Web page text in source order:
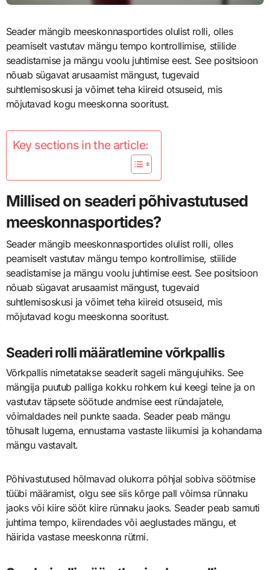
Seader mängib meeskonnasportides olulist rolli, olles
peamiselt vastutav mängu tempo kontrollimise, stiilide
seadistamise ja mängu voolu juhtimise eest. See positsioon
nõuab sügavat arusaamist mängust, tugevaid
suhtlemisoskusi ja võimet teha kiireid otsuseid, mis
mõjutavad kogu meeskonna sooritust.
Key sections in the article:
Millised on seaderi põhivastutused
meeskonnasportides?
Seader mängib meeskonnasportides olulist rolli, olles
peamiselt vastutav mängu tempo kontrollimise, stiilide
seadistamise ja mängu voolu juhtimise eest. See positsioon
nõuab sügavat arusaamist mängust, tugevaid
suhtlemisoskusi ja võimet teha kiireid otsuseid, mis
mõjutavad kogu meeskonna sooritust.
Seaderi rolli määratlemine võrkpallis
Võrkpallis nimetatakse seaderit sageli mängujuhiks. See
mängija puutub palliga kokku rohkem kui keegi teine ja on
vastutav täpsete söötude andmise eest ründajatele,
võimaldades neil punkte saada. Seader peab mängu
tõhusalt lugema, ennustama vastaste liikumisi ja kohandama
mängu vastavalt.
Põhivastutused hõlmavad olukorra põhjal sobiva söötmise
tüübi määramist, olgu see siis kõrge pall võimsa rünnaku
jaoks või kiire sööt kiire rünnaku jaoks. Seader peab samuti
juhtima tempo, kiirendades või aeglustades mängu, et
häirida vastase meeskonna rütmi.